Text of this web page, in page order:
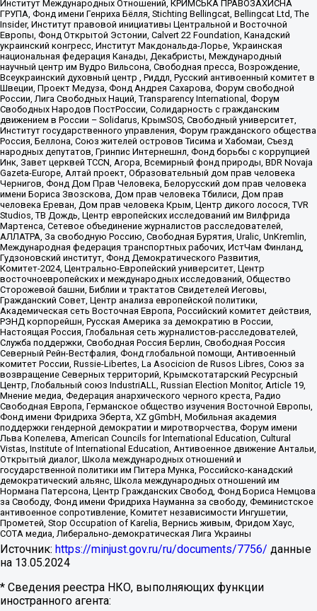
Институт Международных Отношений, КРИМСЬКА ПРАВОЗАХИСНА
ГРУПА, Фонд имени Генриха Бёлля, Stichting Bellingcat, Bellingcat Ltd, The
Insider, Институт правовой инициативы Центральной и Восточной
Европы, Фонд Открытой Эстонии, Calvert 22 Foundation, Канадский
украинский конгресс, Институт Макдональда-Лорье, Украинская
национальная федерация Канады, Декабристы, Международный
научный центр им Вудро Вильсона, Свободная пресса, Возрождение,
Всеукраинский духовный центр , Риддл, Русский антивоенный комитет в
Швеции, Проект Медуза, Фонд Андрея Сахарова, Форум свободной
России, Лига Свободных Наций, Transparеncy International, Форум
Свободных Народов ПостРоссии, Солидарность с гражданским
движением в России – Solidarus, КрымSOS, Свободный университет,
Институт государственного управления, Форум гражданского общества
Россия, Беллона, Союз жителей островов Тисима и Хабомаи, Съезд
народных депутатов, Гринпис Интернешнл, Фонд борьбы с коррупцией
Инк, Завет церквей TCCN, Агора, Всемирный фонд природы, BDR Novaja
Gazeta-Europe, Алтай проект, Образовательный дом прав человека
Чернигов, Фонд Дом Прав Человека, Белорусский дом прав человека
имени Бориса Звозскова, Дом прав человека Тбилиси, Дом прав
человека Ереван, Дом прав человека Крым, Центр дикого лосося, TVR
Studios, ТВ Дождь, Центр европейских исследований им Вилфрида
Мартенса, Сетевое объединение журналистов расследователей,
АЛЛАТРА, За свободную Россию, Свободная Бурятия, Uralic, UnKremlin,
Международная федерация транспортных рабочих, ИстЧам Финланд,
Гудзоновский институт, Фонд Демократического Развития,
Комитет-2024, Центрально-Европейский университет, Центр
восточноевропейских и международных исследований, Общество
Сторожевой башни, Библии и трактатов Свидетелей Иеговы,
Гражданский Совет, Центр анализа европейской политики,
Академическая сеть Восточная Европа, Российский комитет действия,
РЭНД корпорейшн, Русская Америка за демократию в России,
Настоящая Россия, Глобальная сеть журналистов-расследователей,
Служба поддержки, Свободная Россия Берлин, Свободная Россия
Северный Рейн-Вестфалия, Фонд глобальной помощи, Антивоенный
комитет России, Russie-Libertes, La Asocicion de Rusos Libres, Союз за
возвращение Северных территорий, Крымскотатарский Ресурсный
Центр, Глобальный союз IndustriALL, Russian Election Monitor, Article 19,
Мнение медиа, Федерация анархического черного креста, Радио
Свободная Европа, Германское общество изучения Восточной Европы,
Фонд имени Фридриха Эберта, XZ gGmbH, Мобильная академия
поддержки гендерной демократии и миротворчества, Форум имени
Льва Копелева, American Councils for International Education, Cultural
Vistas, Institute of International Education, Антивоенное движение Антальи,
Открытый диалог, Школа международных отношений и
государственной политики им Питера Мунка, Российско-канадский
демократический альянс, Школа международных отношений им
Нормана Патерсона, Центр Гражданских Свобод, Фонд Бориса Немцова
за Свободу, Фонд имени Фридриха Науманна за свободу, Феминистское
антивоенное сопротивление, Комитет независимости Ингушетии,
Прометей, Stop Occupation of Karelia, Вернись живым, Фридом Хаус,
СОТА медиа, Либерально-демократическая Лига Украины
Источник: https://minjust.gov.ru/ru/documents/7756/ данные
на 13.05.2024
* Сведения реестра НКО, выполняющих функции
иностранного агента: